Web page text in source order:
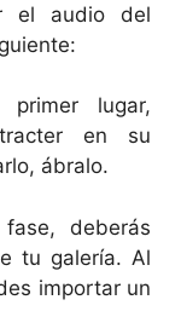
el audio del
lugar,
en su
ábralo.
deberás
tu galería. Al
importar un